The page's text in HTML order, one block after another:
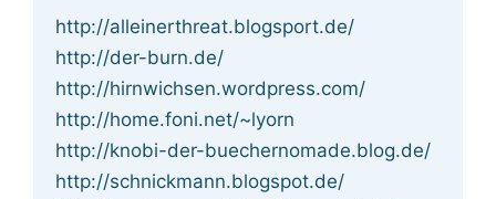
http://alleinerthreat.blogsport.de/
http://der-burn.de/
http://hirnwichsen.wordpress.com/
http://home.foni.net/~lyorn
http://knobi-der-buechernomade.blog.de/
http://schnickmann.blogspot.de/